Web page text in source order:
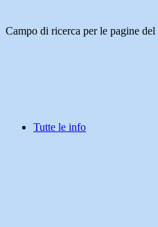
Campo di ricerca per le pagine del
Tutte le info